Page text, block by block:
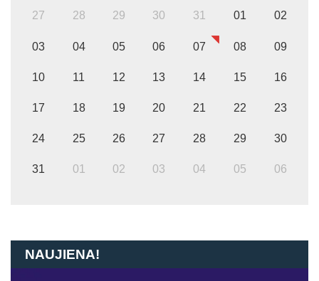
27 28 29 30 31 01 02
03 04 05 06 07 08 09
10 11 12 13 14 15 16
17 18 19 20 21 22 23
24 25 26 27 28 29 30
31 01 02 03 04 05 06
NAUJIENA!